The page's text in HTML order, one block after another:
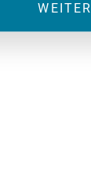
WEITER